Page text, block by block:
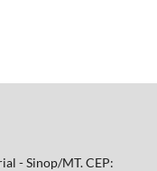
- Sinop/MT. CEP: